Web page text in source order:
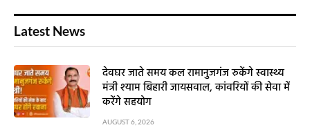
Latest News
देवघर जाते समय कल रामानुजगंज रुकेंगे स्वास्थ्य
मंत्री श्याम बिहारी जायसवाल, कांवरियों की सेवा में
करेंगे सहयोग
AUGUST 6, 2026